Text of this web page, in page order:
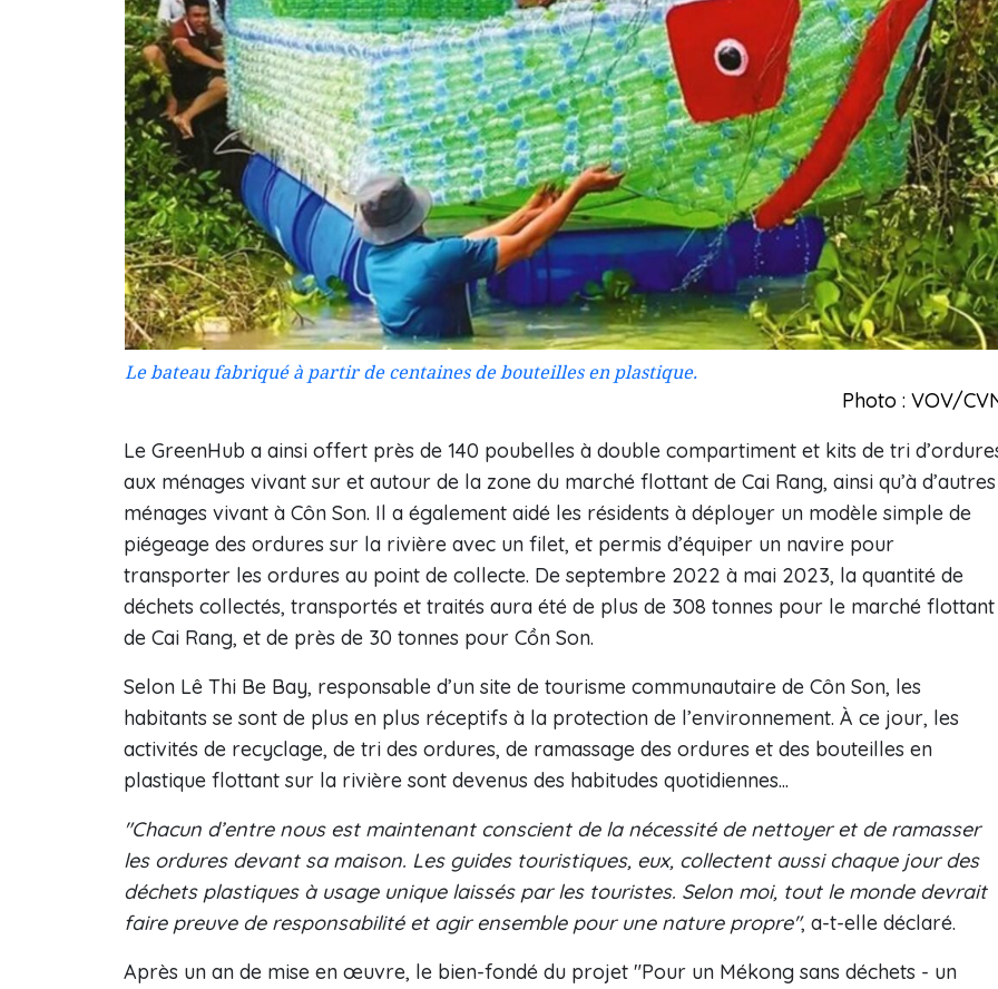
Le bateau fabriqué à partir de centaines de bouteilles en plastique.
Photo : VOV/
Le GreenHub a ainsi offert près de 140 poubelles à double compartiment et kits de tri
aux ménages vivant sur et autour de la zone du marché flottant de Cai Rang, ainsi qu’à d’autres
ménages vivant à Côn Son. Il a également aidé les résidents à déployer un modèle simple de
piégeage des ordures sur la rivière avec un filet, et permis d’équiper un navire pour
transporter les ordures au point de collecte. De septembre 2022 à mai 2023, la quantité de
déchets collectés, transportés et traités aura été de plus de 308 tonnes pour le marché flottant
de Cai Rang, et de près de 30 tonnes pour Cồn Son.
Selon Lê Thi Be Bay, responsable d’un site de tourisme communautaire de Côn Son, les
habitants se sont de plus en plus réceptifs à la protection de l’environnement. À ce jour, les
activités de recyclage, de tri des ordures, de ramassage des ordures et des bouteilles en
plastique flottant sur la rivière sont devenus des habitudes quotidiennes...
"Chacun d’entre nous est maintenant conscient de la nécessité de nettoyer et de ramasser
les ordures devant sa maison. Les guides touristiques, eux, collectent aussi chaque jour des
déchets plastiques à usage unique laissés par les touristes. Selon moi, tout le monde devrait
faire preuve de responsabilité et agir ensemble pour une nature propre", a-t-elle déclaré.
Après un an de mise en œuvre, le bien-fondé du projet "Pour un Mékong sans déchets - un